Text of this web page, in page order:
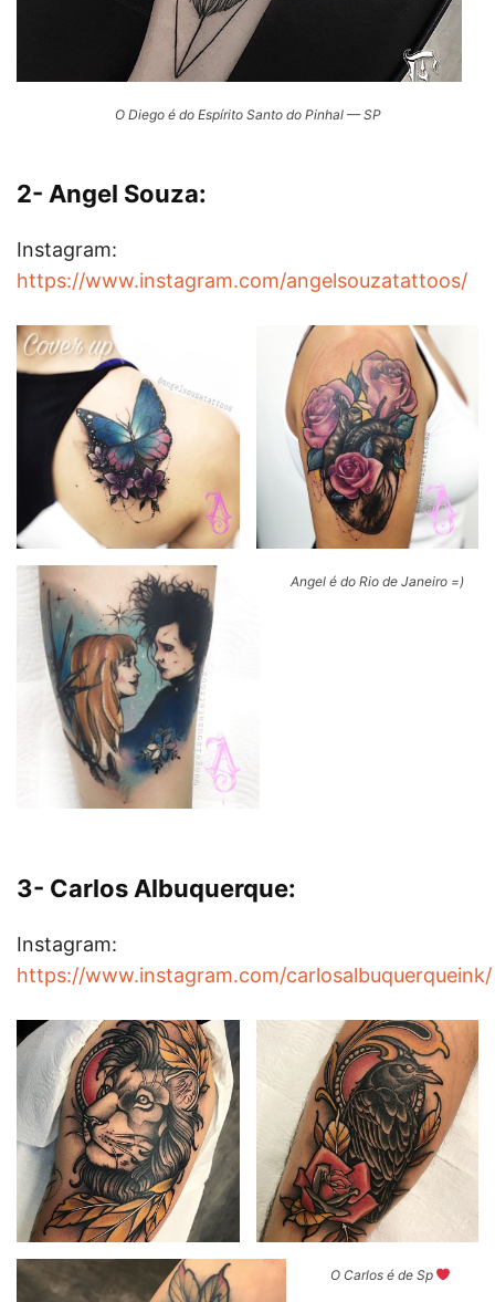
O Diego é do Espírito Santo do Pinhal — SP
2- Angel Souza:
Instagram:
https://www.instagram.com/angelsouzatattoos/
Angel é do Rio de Janeiro =)
3- Carlos Albuquerque:
Instagram:
https://www.instagram.com/carlosalbuquerqueink/
O Carlos é de Sp